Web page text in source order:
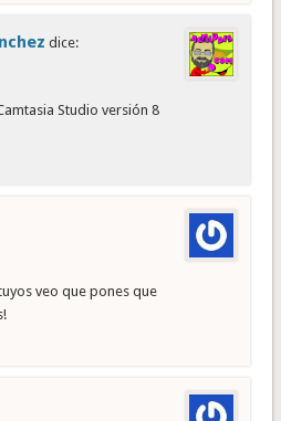
dice:
Studio versión 8
veo que pones que